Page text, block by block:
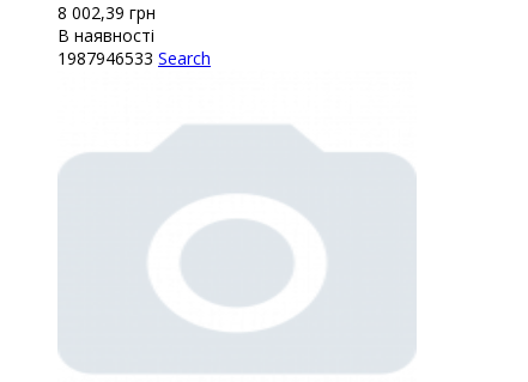
8 002,39 грн
В наявності
1987946533 Search